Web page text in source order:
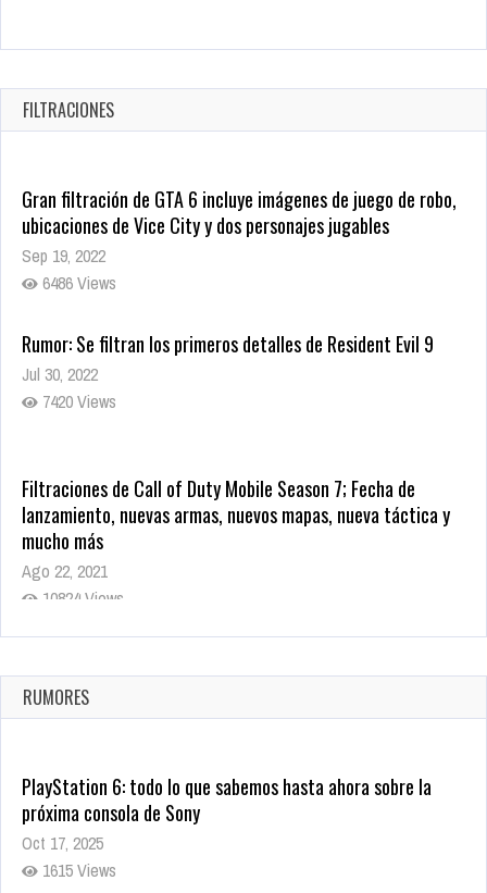
Warner Bros. lleva a las tiendas digitales su racha de
Oct 17, 2025
1437 Views
FILTRACIONES
Gran filtración de GTA 6 incluye imágenes de juego de robo,
ubicaciones de Vice City y dos personajes jugables
Sep 19, 2022
6486 Views
Rumor: Se filtran los primeros detalles de Resident Evil 9
Jul 30, 2022
7420 Views
Filtraciones de Call of Duty Mobile Season 7; Fecha de
lanzamiento, nuevas armas, nuevos mapas, nueva táctica y
mucho más
Ago 22, 2021
10824 Views
La configuración de Call of Duty 2021 aparentemente ya fue
Ago 8, 2021
10008 Views
RUMORES
PlayStation 6: todo lo que sabemos hasta ahora sobre la
próxima consola de Sony
Oct 17, 2025
1615 Views